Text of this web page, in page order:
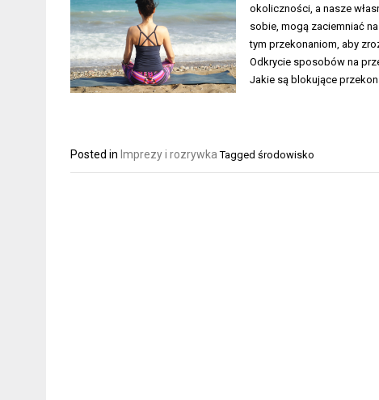
okoliczności, a nasze
sobie, mogą zaciemniać
tym przekonaniom, aby
Odkrycie sposobów na
Jakie są blokujące
Posted in Imprezy i rozrywka Tagged środowisko